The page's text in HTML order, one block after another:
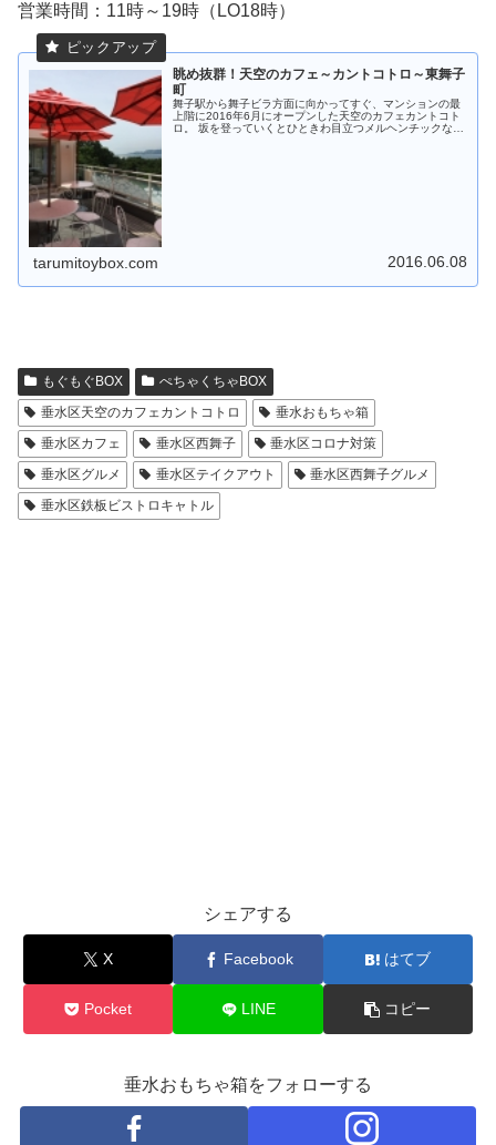
営業時間：11時～19時（LO18時）
眺め抜群！天空のカフェ～カントコトロ～東舞子
町
舞子駅から舞子ビラ方面に向かってすぐ、マンションの最
上階に2016年6月にオープンした天空のカフェカントコト
ロ。 坂を登っていくとひときわ目立つメルヘンチックな真
tarumitoybox.com 2016.06.08
もぐもぐBOX
ぺちゃくちゃBOX
垂水区天空のカフェカントコトロ
垂水おもちゃ箱
垂水区カフェ
垂水区西舞子
垂水区コロナ対策
垂水区グルメ
垂水区テイクアウト
垂水区西舞子グルメ
垂水区鉄板ビストロキャトル
シェアする
X Facebook はてブ
Pocket LINE コピー
垂水おもちゃ箱をフォローする